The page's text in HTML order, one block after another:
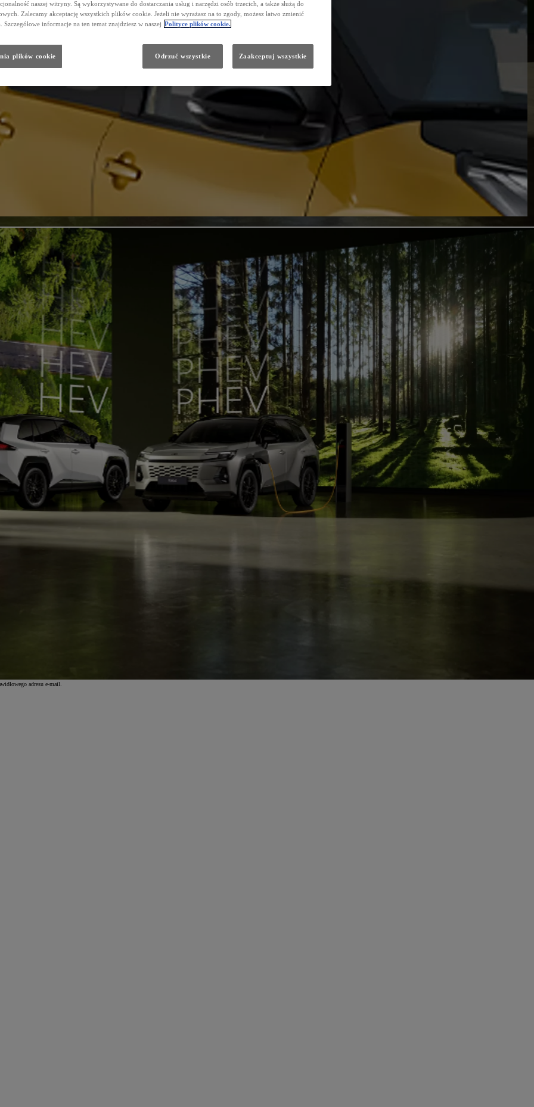
adresu e-mail.
naszej witryny. Są wykorzystywane do dostarczania usług i narzędzi osób trzecich, a także służą do
Zalecamy akceptację wszystkich plików cookie. Jeżeli nie wyrażasz na to zgody, możesz łatwo zmienić
Szczegółowe informacje na ten temat znajdziesz w naszej Polityce plików cookie.
plików cookie Odrzuć wszystkie Zaakceptuj wszystkie